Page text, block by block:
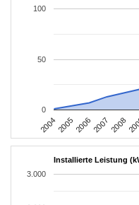
2004200520062007 2008
0
50
100
Installierte Leistung
3.000